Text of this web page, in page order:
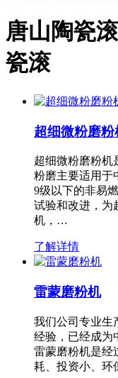
唐山陶瓷
瓷滚
超细微粉磨粉
超细微粉磨粉机
粉磨主要适用于
9级以下的非易
试验和改进，为
机，…
了解详情
雷蒙磨粉机
我们公司专业生
经验，已经成为
雷蒙磨粉机是经
耗、投资小、